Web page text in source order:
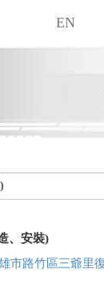
EN
、安裝)
市路竹區三爺里